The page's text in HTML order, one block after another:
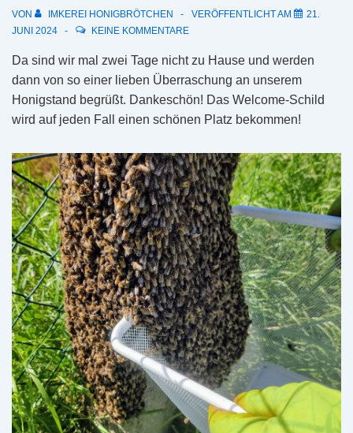
VON IMKEREI HONIGBRÖTCHEN VERÖFFENTLICHT AM
21.
JUNI 2024
KEINE KOMMENTARE
Da sind wir mal zwei Tage nicht zu Hause und werden
dann von so einer lieben Überraschung an unserem
Honigstand begrüßt. Dankeschön! Das Welcome-Schild
wird auf jeden Fall einen schönen Platz bekommen!